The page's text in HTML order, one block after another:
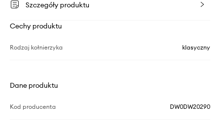
Szczegóły produktu
Cechy produktu
Rodzaj kołnierzyka klasyczny
Dane produktu
Kod producenta DW0DW20290